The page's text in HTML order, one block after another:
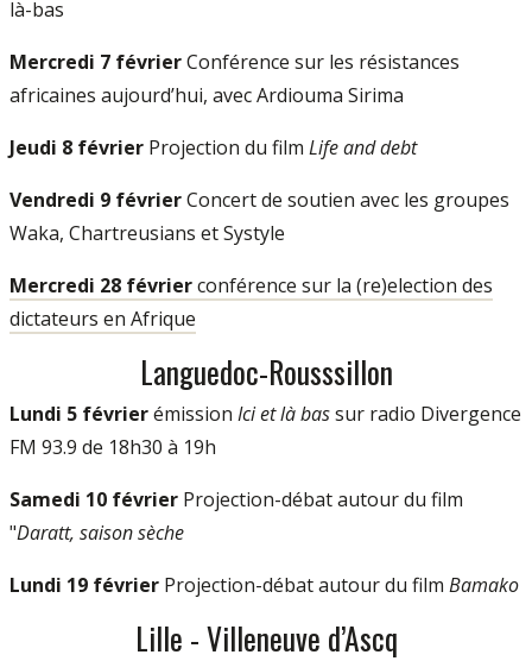
là-bas
Mercredi 7 févrierConférence sur les résistances
africaines aujourd’hui, avec Ardiouma Sirima
Jeudi 8 février Projection du film Life and debt
Vendredi 9 févrierConcert de soutien avec les groupes
Waka, Chartreusians et Systyle
Mercredi 28 févrierconférence sur la (re)election des
dictateurs en Afrique
Languedoc-Rousssillon
Lundi 5 févrierémission Ici et là bassur radio Divergence
FM 93.9 de 18h30 à 19h
Samedi 10 février Projection-débat autour du film
"Daratt, saison sèche
Lundi 19 février Projection-débat autour du film Bamako
Lille - Villeneuve d’Ascq